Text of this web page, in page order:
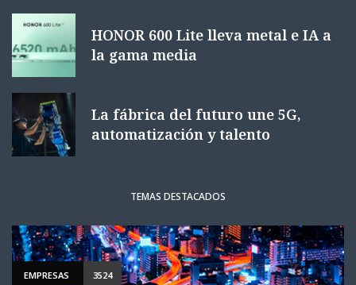
HONOR 600 Lite lleva metal e IA a
la gama media
La fábrica del futuro une 5G,
automatización y talento
TEMAS DESTACADOS
EMPRESAS 3524